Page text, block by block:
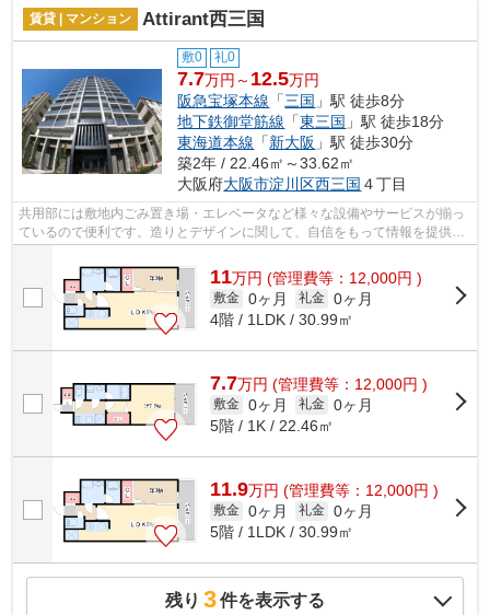
賃貸 | マンション Attirant西三国
敷0 礼0
7.7万円～ 12.5万円
阪急宝塚本線 「三国 」駅 徒歩8分
地下鉄御堂筋線 「東三国 」駅 徒歩18分
東海道本線 「新大阪 」駅 徒歩30分
築2年 / 22.46㎡～33.62㎡
大阪府大阪市淀川区西三国 ４丁目
共用部には敷地内ごみ置き場・エレベータなど様々な設備やサービスが揃っ
ているので便利です。造りとデザインに関して、自信をもって情報を提供で
11万円 (管理費等：12,000円 )
敷金 0ヶ月 礼金 0ヶ月
4階 / 1LDK / 30.99㎡
7.7万円 (管理費等：12,000円 )
敷金 0ヶ月 礼金 0ヶ月
5階 / 1K / 22.46㎡
11.9万円 (管理費等：12,000円 )
敷金 0ヶ月 礼金 0ヶ月
5階 / 1LDK / 30.99㎡
残り 3件を表示する